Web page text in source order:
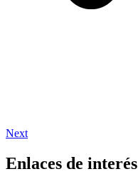
Next
Enlaces de interés